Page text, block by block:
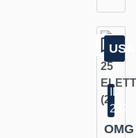
ID:
202
OMG